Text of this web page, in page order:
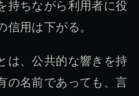
持ちながら利用者に役
用は下がる。
は、公共的な響きを持
の名前であっても、言